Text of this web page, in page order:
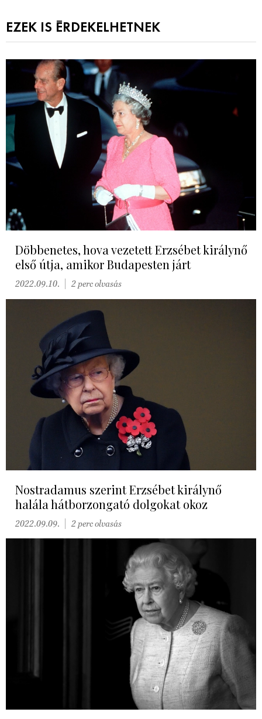
EZEK IS ÉRDEKELHETNEK
Döbbenetes, hova vezetett Erzsébet királynő
első útja, amikor Budapesten járt
2022.09.10. 2 perc olvasás
Nostradamus szerint Erzsébet királynő
halála hátborzongató dolgokat okoz
2022.09.09. 2 perc olvasás